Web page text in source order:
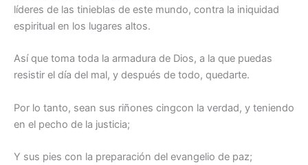
líderes de las tinieblas de este mundo, contra la iniquidad
espiritual en los lugares altos.
Así que toma toda la armadura de Dios, a la que puedas
resistir el día del mal, y después de todo, quedarte.
Por lo tanto, sean sus riñones cingcon la verdad, y teniendo
en el pecho de la justicia;
Y sus pies con la preparación del evangelio de paz;